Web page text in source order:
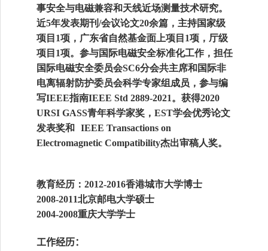
事安全与电磁兼容和天线近场测量技术研究。
近5年发表期刊 /会议论文20余篇，主持国家级
项目 1项，广东省自然基金面上项目 1项，厅级
项目 1项。参与国际电磁安全标准化工作，担任
国际电磁安全委员会SC6分会共主席和国际非
电离辐射防护委员会科学专家组成员，参与编
写IEEE指南IEEE Std 2889-2021。获得2020
URSI GASS青年科学家奖， EST学会优秀论文
发表奖和 IEEE Transactions on
Electromagnetic Compatibility杰出审稿人奖。
教育经历： 2012-2016香港城市大学博士
2008-2011北京邮电大学硕士
2004-2008重庆大学学士
工作经历：